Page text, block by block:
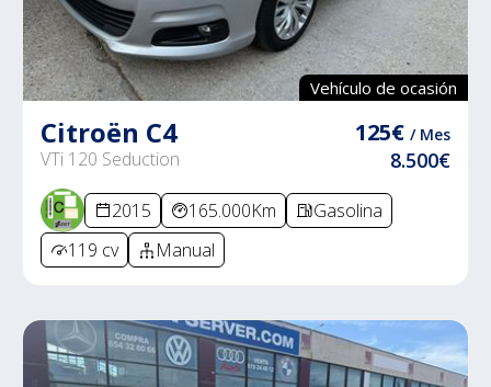
Vehículo de ocasión
Citroën C4
VTi 120 Seduction
125€ / Mes
8.500€
2015 165.000Km
Gasolina
119 cv
Manual